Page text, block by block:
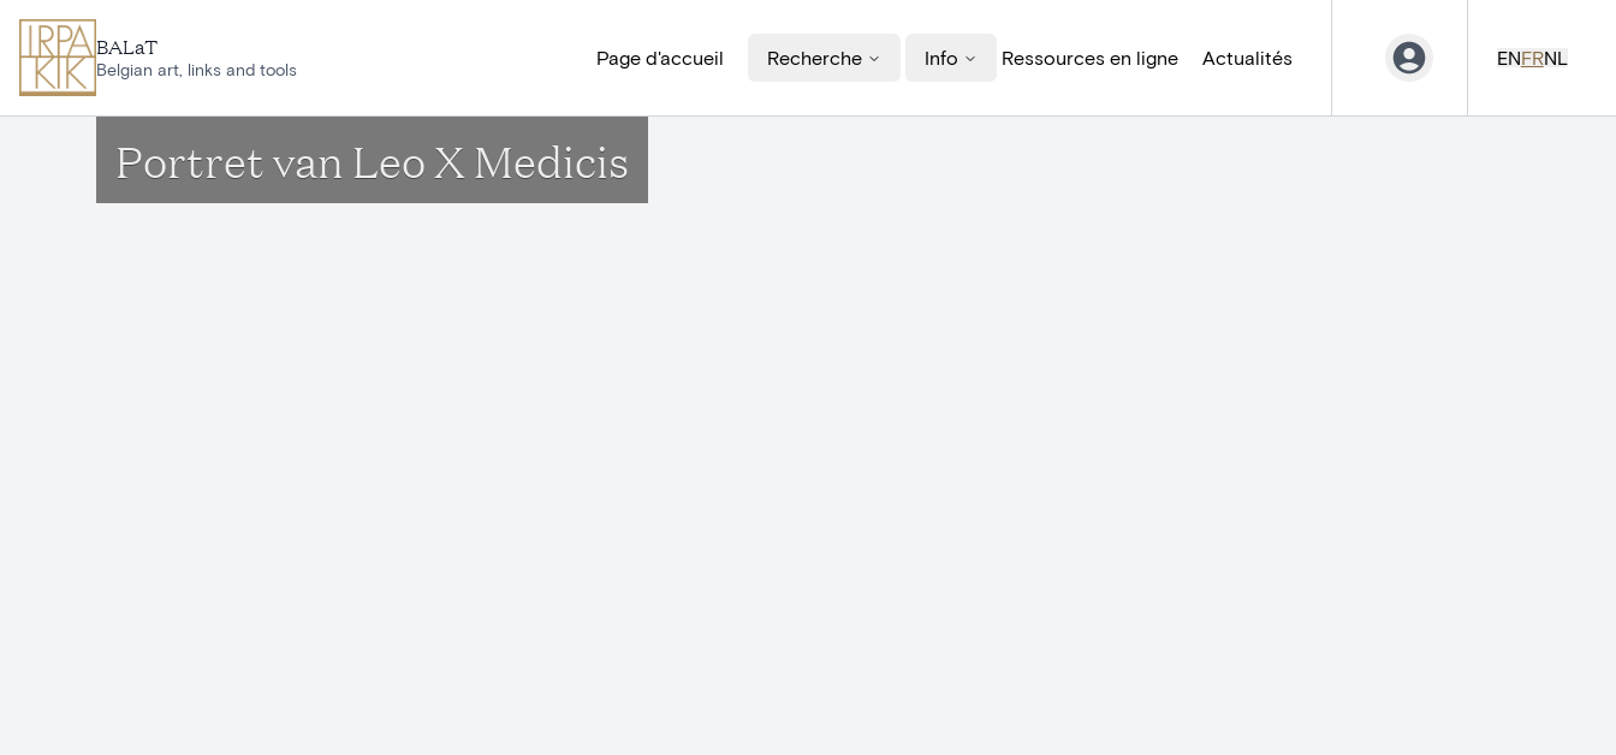
BALaT
Belgian art, links and tools
Page d'accueil Recherche Info Ressources en ligne Actualités ENFRNL
Portret van Leo X Medicis